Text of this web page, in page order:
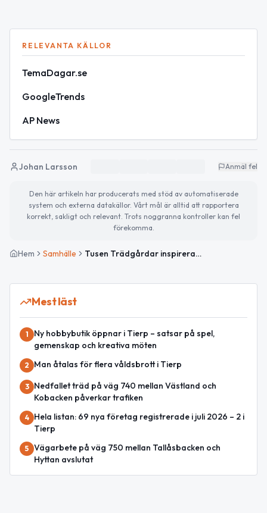
RELEVANTA KÄLLOR
TemaDagar.se
GoogleTrends
AP News
Johan Larsson Anmäl fel
Den här artikeln har producerats med stöd av automatiserade
system och externa datakällor. Vårt mål är alltid att rapportera
korrekt, sakligt och relevant. Trots noggranna kontroller kan fel
förekomma.
Hem Samhälle Tusen Trädgårdar inspirerar Tierp – soligt och varmt idag
Mest läst
1
Ny hobbybutik öppnar i Tierp – satsar på spel,
gemenskap och kreativa möten
2 Man åtalas för flera våldsbrott i Tierp
3
Nedfallet träd på väg 740 mellan Västland och
Kobacken påverkar trafiken
4
Hela listan: 69 nya företag registrerade i juli 2026 – 2 i
Tierp
5 Vägarbete på väg 750 mellan Tallåsbacken och
Hyttan avslutat